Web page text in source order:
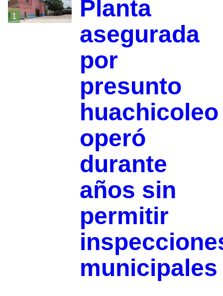
1
Planta
asegurada
por
presunto
huachicoleo
operó
durante
años sin
permitir
municipales